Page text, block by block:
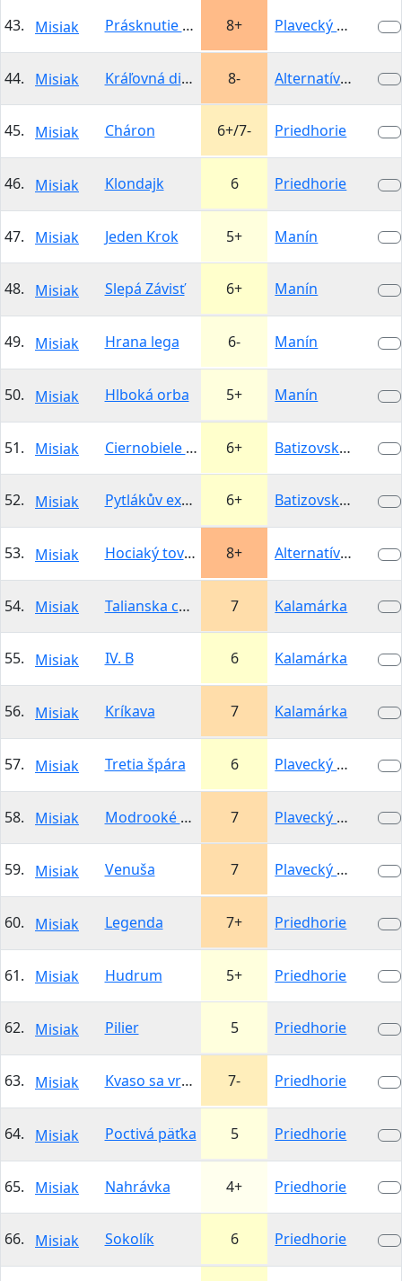
43. Misiak Prásknutie bičom 8+ Plavecký hrad -…
44. Misiak Kráľovná diaľnic 8- Alternatívna…
45. Misiak Cháron 6+/7- Priedhorie
46. Misiak Klondajk 6 Priedhorie
47. Misiak Jeden Krok 5+ Manín
48. Misiak Slepá Závisť 6+ Manín
49. Misiak Hrana lega 6- Manín
50. Misiak Hlboká orba 5+ Manín
51. Misiak Ciernobiele sokoliky 6+ Batizovska…
52. Misiak Pytlákův expres 6+ Batizovska…
53. Misiak Hociaký tovar 8+ Alternatívna…
54. Misiak Talianska cesta 7 Kalamárka
55. Misiak IV. B 6 Kalamárka
56. Misiak Kríkava 7 Kalamárka
57. Misiak Tretia špára 6 Plavecký hrad -…
58. Misiak Modrooké blues 7 Plavecký hrad -…
59. Misiak Venuša 7 Plavecký hrad -…
60. Misiak Legenda 7+ Priedhorie
61. Misiak Hudrum 5+ Priedhorie
62. Misiak Pilier 5 Priedhorie
63. Misiak Kvaso sa vracia 7- Priedhorie
64. Misiak Poctivá päťka 5 Priedhorie
65. Misiak Nahrávka 4+ Priedhorie
66. Misiak Sokolík 6 Priedhorie